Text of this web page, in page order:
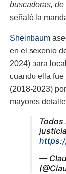
buscadoras,
señaló la
Sheinbaum
en el sexenio
2024) para
cuando ella fue
(2018-2023)
mayores
Todos
—